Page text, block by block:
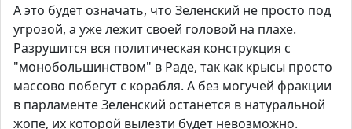
А это будет означать, что Зеленский не просто под
угрозой, а уже лежит своей головой на плахе.
Разрушится вся политическая конструкция с
"монобольшинством" в Раде, так как крысы просто
массово побегут с корабля. А без могучей фракции
в парламенте Зеленский останется в натуральной
жопе, их которой вылезти будет невозможно.